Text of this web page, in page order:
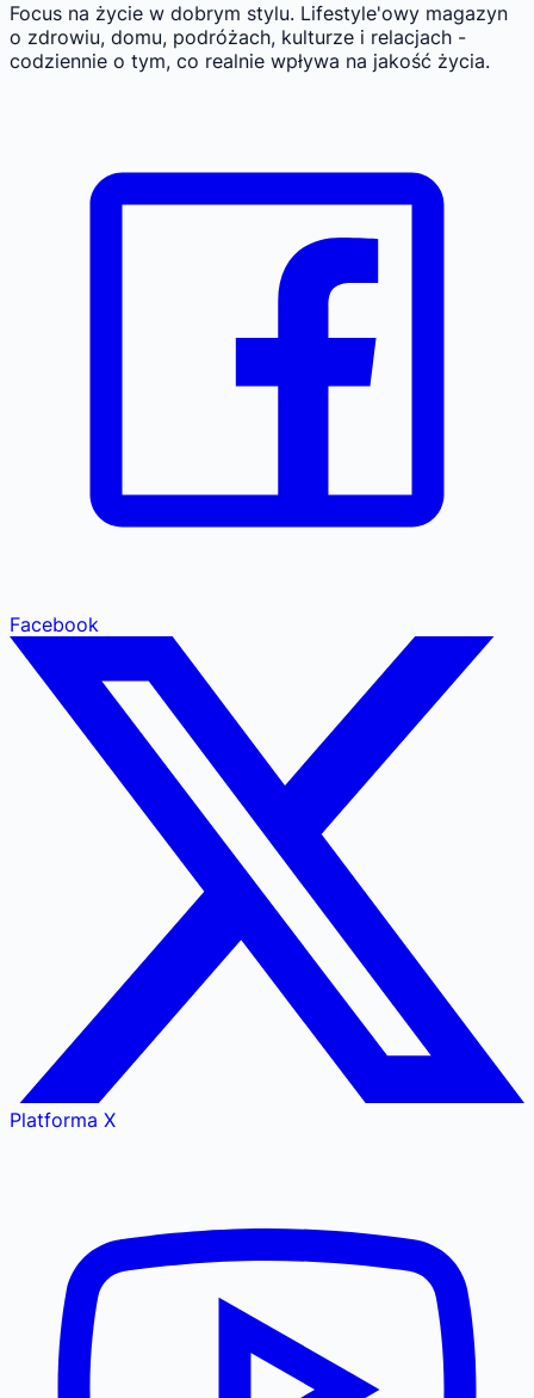
Focus na życie w dobrym stylu. Lifestyle'owy magazyn
o zdrowiu, domu, podróżach, kulturze i relacjach -
codziennie o tym, co realnie wpływa na jakość życia.
Facebook
Platforma X